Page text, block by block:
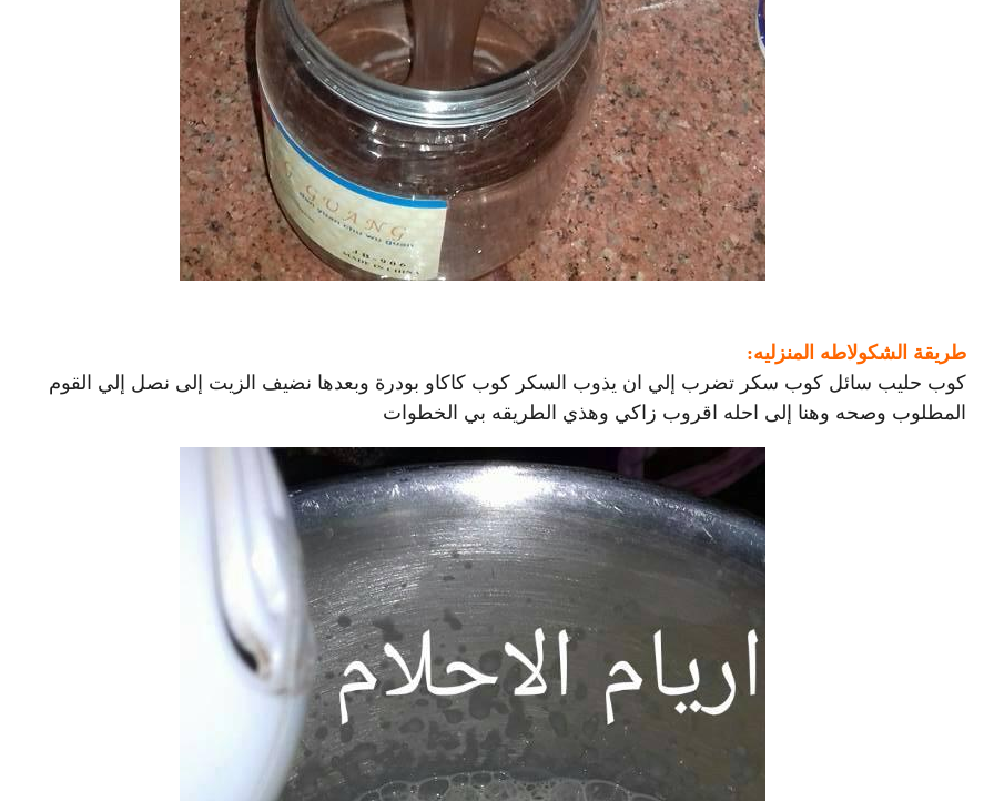
طريقة الشكولاطه المنزليه:
كوب حليب سائل كوب سكر تضرب إلي ان يذوب السكر كوب كاكاو بودرة وبعدها نضيف الزيت إلى نصل إلي القوم
المطلوب وصحه وهنا إلى احله اقروب زاكي وهذي الطريقه بي الخطوات